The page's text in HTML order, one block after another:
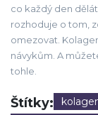
co každý den
rozhoduje o tom,
omezovat.
návykům. A
tohle.
Štítky: